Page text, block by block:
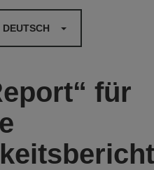
DEUTSCH
für